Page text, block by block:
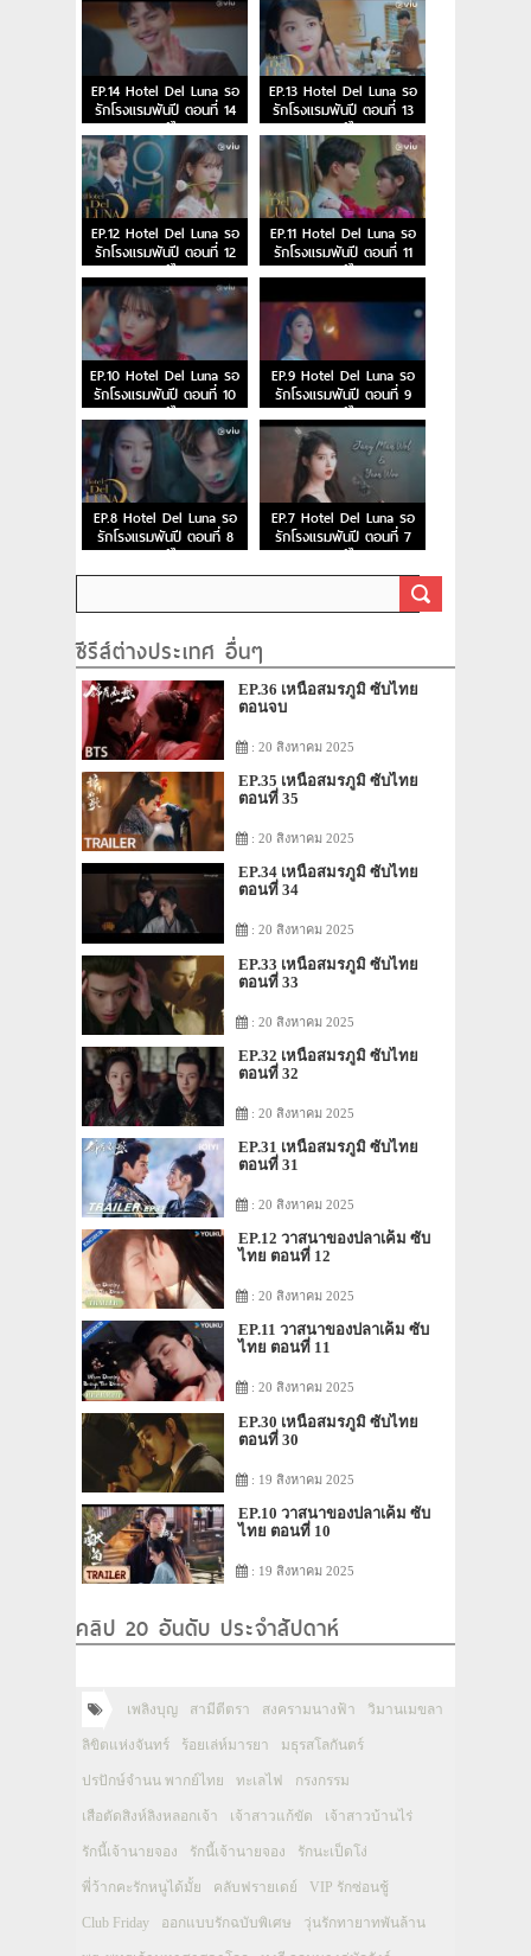
EP.14 Hotel Del Luna รอ
รักโรงแรมพันปี ตอนที่ 14
พากย์ไทย
EP.13 Hotel Del Luna รอ
รักโรงแรมพันปี ตอนที่ 13
พากย์ไทย
EP.12 Hotel Del Luna รอ
รักโรงแรมพันปี ตอนที่ 12
พากย์ไทย
EP.11 Hotel Del Luna รอ
รักโรงแรมพันปี ตอนที่ 11
พากย์ไทย
EP.10 Hotel Del Luna รอ
รักโรงแรมพันปี ตอนที่ 10
พากย์ไทย
EP.9 Hotel Del Luna รอ
รักโรงแรมพันปี ตอนที่ 9
พากย์ไทย
EP.8 Hotel Del Luna รอ
รักโรงแรมพันปี ตอนที่ 8
พากย์ไทย
EP.7 Hotel Del Luna รอ
รักโรงแรมพันปี ตอนที่ 7
พากย์ไทย
ซีรีส์ต่างประเทศ อื่นๆ
EP.36 เหนือสมรภูมิ ซับไทย
ตอนจบ
: 20 สิงหาคม 2025
EP.35 เหนือสมรภูมิ ซับไทย
ตอนที่ 35
: 20 สิงหาคม 2025
EP.34 เหนือสมรภูมิ ซับไทย
ตอนที่ 34
: 20 สิงหาคม 2025
EP.33 เหนือสมรภูมิ ซับไทย
ตอนที่ 33
: 20 สิงหาคม 2025
EP.32 เหนือสมรภูมิ ซับไทย
ตอนที่ 32
: 20 สิงหาคม 2025
EP.31 เหนือสมรภูมิ ซับไทย
ตอนที่ 31
: 20 สิงหาคม 2025
EP.12 วาสนาของปลาเค็ม ซับ
ไทย ตอนที่ 12
: 20 สิงหาคม 2025
EP.11 วาสนาของปลาเค็ม ซับ
ไทย ตอนที่ 11
: 20 สิงหาคม 2025
EP.30 เหนือสมรภูมิ ซับไทย
ตอนที่ 30
: 19 สิงหาคม 2025
EP.10 วาสนาของปลาเค็ม ซับ
ไทย ตอนที่ 10
: 19 สิงหาคม 2025
คลิป 20 อันดับ ประจำสัปดาห์
เพลิงบุญ สามีตีตรา สงครามนางฟ้า วิมานเมขลา
ลิขิตแห่งจันทร์ ร้อยเล่ห์มารยา มธุรสโลกันตร์
ปรปักษ์จำนน พากย์ไทย ทะเลไฟ กรงกรรม
เสือตัดสิงห์ลิงหลอกเจ้า เจ้าสาวแก้ขัด เจ้าสาวบ้านไร่
รักนี้เจ้านายจอง รักนี้เจ้านายจอง รักนะเป็ดโง่
พี่ว้ากคะรักหนูได้มั้ย คลับฟรายเดย์ VIP รักซ่อนชู้
Club Friday ออกแบบรักฉบับพิเศษ วุ่นรักทายาทพันล้าน